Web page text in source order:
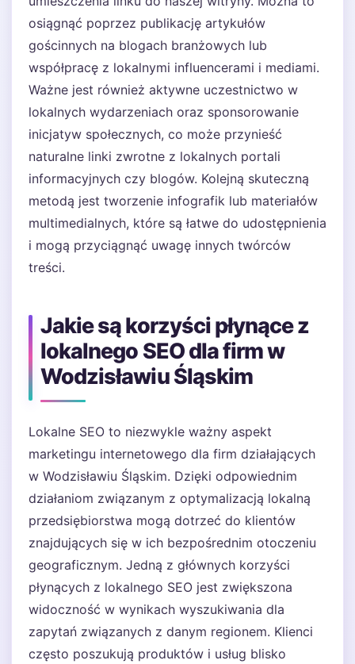
osiągnąć poprzez publikację artykułów
gościnnych na blogach branżowych lub
współpracę z lokalnymi influencerami i mediami.
Ważne jest również aktywne uczestnictwo w
lokalnych wydarzeniach oraz sponsorowanie
inicjatyw społecznych, co może przynieść
naturalne linki zwrotne z lokalnych portali
informacyjnych czy blogów. Kolejną skuteczną
metodą jest tworzenie infografik lub materiałów
multimedialnych, które są łatwe do udostępnienia
i mogą przyciągnąć uwagę innych twórców
treści.
Jakie są korzyści płynące z
lokalnego SEO dla firm w
Wodzisławiu Śląskim
Lokalne SEO to niezwykle ważny aspekt
marketingu internetowego dla firm działających
w Wodzisławiu Śląskim. Dzięki odpowiednim
działaniom związanym z optymalizacją lokalną
przedsiębiorstwa mogą dotrzeć do klientów
znajdujących się w ich bezpośrednim otoczeniu
geograficznym. Jedną z głównych korzyści
płynących z lokalnego SEO jest zwiększona
widoczność w wynikach wyszukiwania dla
zapytań związanych z danym regionem. Klienci
często poszukują produktów i usług blisko